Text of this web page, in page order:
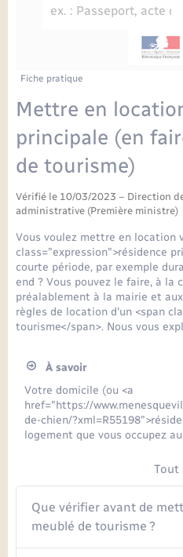
Projet nouveau groupe
Articles de presse
Avancement des
Etat-civil - Papiers -
Parrainage civil
Loisirs
Numérique
Organisation
Sécurité - Prévention
Transports
Transports scolaires
Voirie et espace public
Travaux - Autorisation
Comptes rendus de
Délibérations du
Arrêtés municipaux
Budget
Actualités
Publications
Agenda
Commerces -
Plan interactif
La Communauté de
Formations - Offre
INFOS COMMUNAUTE
Fiche pratique
Mettre en
principale (en
de tourisme)
Vérifié le 10/03/2023 – Direction
administrative (Première ministre)
Vous voulez mettre en location
class="expression">résidence
courte période, par exemple
end ? Vous pouvez le faire, à la
préalablement à la mairie et
règles de location d'un <span
tourisme</span>. Nous vous
À savoir
Votre domicile (ou <a
href="https://
de-chien/
logement que vous occupez
Tout
Que vérifier avant de
meublé de tourisme ?